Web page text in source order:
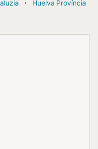
Huelva Província